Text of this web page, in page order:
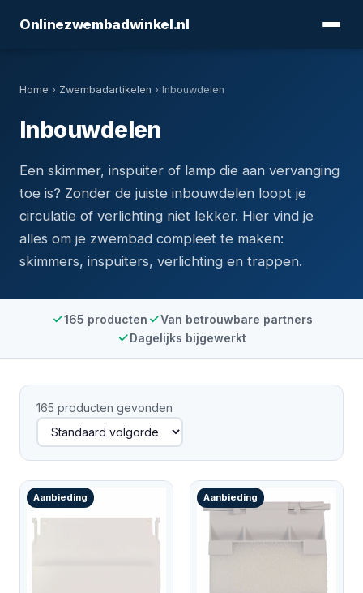
Onlinezwembadwinkel.nl
Home › Zwembadartikelen › Inbouwdelen
Inbouwdelen
Een skimmer, inspuiter of lamp die aan vervanging
toe is? Zonder de juiste inbouwdelen loopt je
circulatie of verlichting niet lekker. Hier vind je
alles om je zwembad compleet te maken:
skimmers, inspuiters, verlichting en trappen.
165 producten
Van betrouwbare partners
Dagelijks bijgewerkt
165 producten gevonden
Aanbieding Aanbieding